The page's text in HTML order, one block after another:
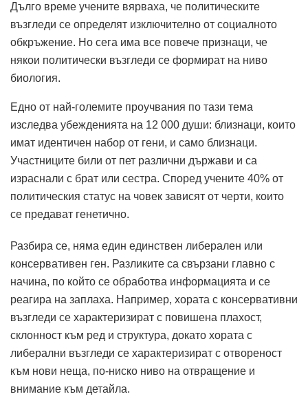
Дълго време учените вярваха, че политическите
възгледи се определят изключително от социалното
обкръжение. Но сега има все повече признаци, че
някои политически възгледи се формират на ниво
биология.
Едно от най-големите проучвания по тази тема
изследва убежденията на 12 000 души: близнаци, които
имат идентичен набор от гени, и само близнаци.
Участниците били от пет различни държави и са
израснали с брат или сестра. Според учените 40% от
политическия статус на човек зависят от черти, които
се предават генетично.
Разбира се, няма един единствен либерален или
консервативен ген. Разликите са свързани главно с
начина, по който се обработва информацията и се
реагира на заплаха. Например, хората с консервативни
възгледи се характеризират с повишена плахост,
склонност към ред и структура, докато хората с
либерални възгледи се характеризират с отвореност
към нови неща, по-ниско ниво на отвращение и
внимание към детайла.